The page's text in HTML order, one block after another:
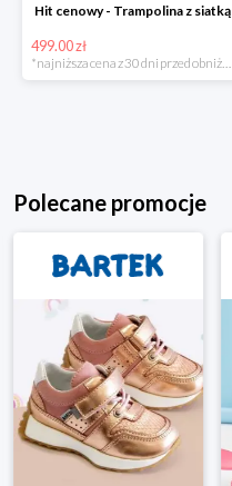
Hit cenowy - Trampolina z siatką
499.00 zł
Polecane promocje